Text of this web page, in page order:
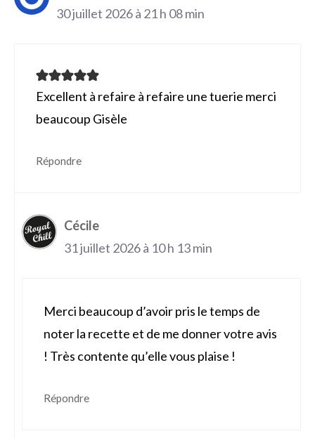
30 juillet 2026 à 21 h 08 min
Excellent à refaire à refaire une tuerie merci
beaucoup Gisèle
Répondre
Cécile
31 juillet 2026 à 10 h 13 min
Merci beaucoup d’avoir pris le temps de
noter la recette et de me donner votre avis
! Très contente qu’elle vous plaise !
Répondre